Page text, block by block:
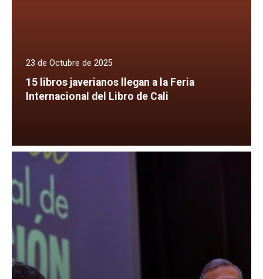
23 de Octubre de 2025
15 libros javerianos llegan a la Feria
Internacional del Libro de Cali